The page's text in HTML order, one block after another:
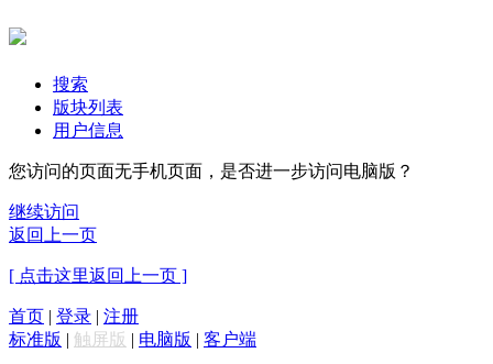
搜索
版块列表
用户信息
您访问的页面无手机页面，是否进一步访问电脑版？
继续访问
返回上一页
[ 点击这里返回上一页 ]
首页 | 登录 | 注册
标准版 | 触屏版 | 电脑版 | 客户端